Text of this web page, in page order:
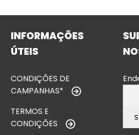
INFORMAÇÕES
ÚTEIS
CONDIÇÕES DE
CAMPANHAS*
TERMOS E
CONDIÇÕES